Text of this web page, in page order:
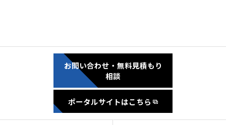
お問い合わせ・無料見積もり
相談
ポータルサイトはこちら